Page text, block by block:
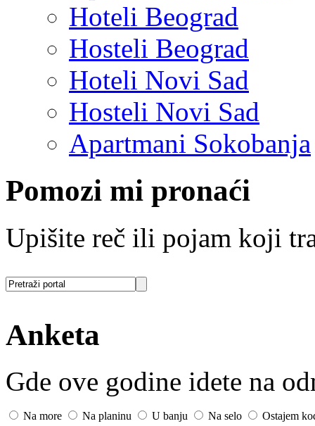
Hoteli Beograd
Hosteli Beograd
Hoteli Novi Sad
Hosteli Novi Sad
Apartmani Sokobanja
Pomozi mi pronaći
Upišite reč ili pojam koji
Anketa
Gde ove godine idete na
Na more Na planinu U banju Na selo Ostajem